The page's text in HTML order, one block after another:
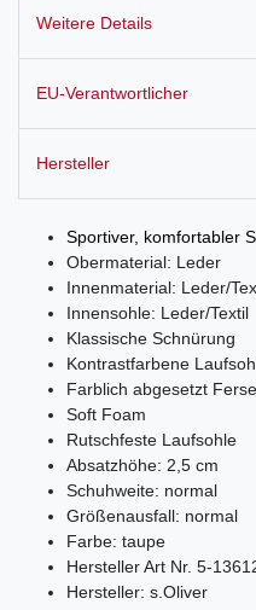
Weitere Details
EU-Verantwortlicher
Hersteller
Sportiver, komfortabler
Obermaterial: Leder
Innenmaterial: Leder/
Innensohle: Leder/Textil
Klassische Schnürung
Kontrastfarbene
Farblich abgesetzt
Soft Foam
Rutschfeste Laufsohle
Absatzhöhe: 2,5 cm
Schuhweite: normal
Größenausfall: normal
Farbe: taupe
Hersteller Art Nr. 5-
Hersteller: s.Oliver